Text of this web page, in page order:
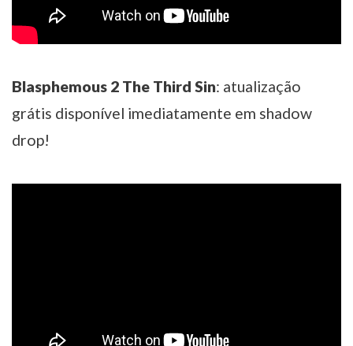
Blasphemous 2 The Third Sin: atualização
grátis disponível imediatamente em shadow
drop!